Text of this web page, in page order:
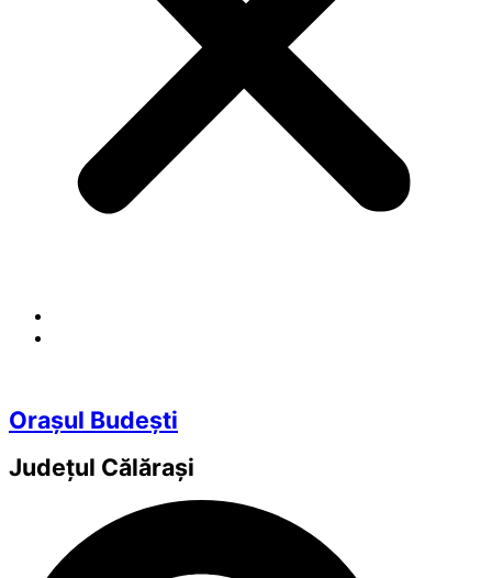
Orașul Budești
Județul Călărași